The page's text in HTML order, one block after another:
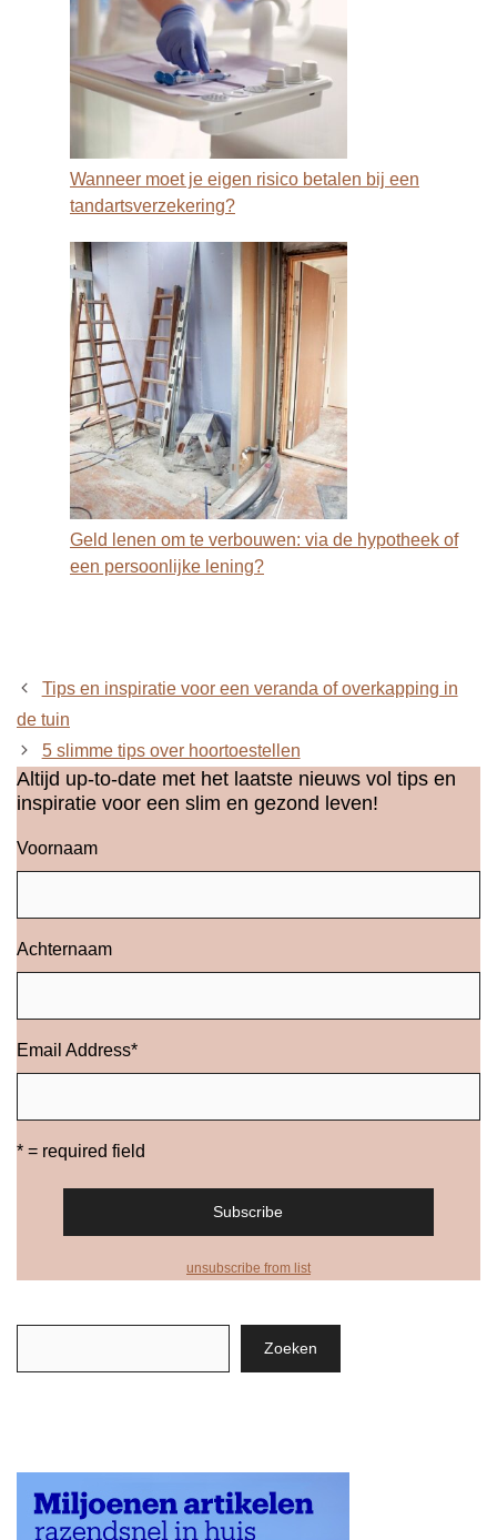
Wanneer moet je eigen risico betalen bij een
tandartsverzekering?
Geld lenen om te verbouwen: via de hypotheek of
een persoonlijke lening?
Tips en inspiratie voor een veranda of overkapping in
de tuin
5 slimme tips over hoortoestellen
Altijd up-to-date met het laatste nieuws vol tips en
inspiratie voor een slim en gezond leven!
Voornaam
Achternaam
Email Address*
* = required field
unsubscribe from list
Zoeken